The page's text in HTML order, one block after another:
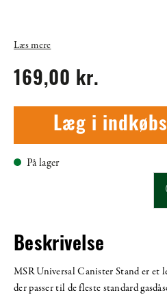
Læs mere
169,00 kr.
Læg i
På lager
Beskrivelse
MSR Universal Canister Stand er et
der passer til de fleste standard